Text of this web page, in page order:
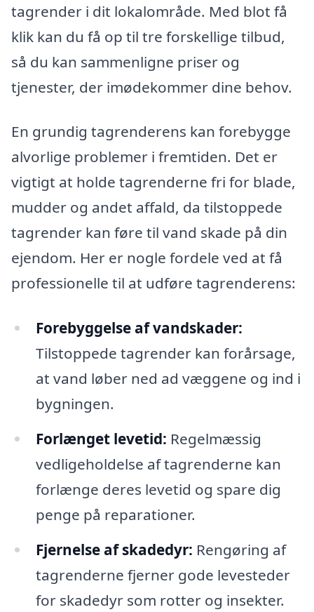
tagrender i dit lokalområde. Med blot få
klik kan du få op til tre forskellige tilbud,
så du kan sammenligne priser og
tjenester, der imødekommer dine behov.
En grundig tagrenderens kan forebygge
alvorlige problemer i fremtiden. Det er
vigtigt at holde tagrenderne fri for blade,
mudder og andet affald, da tilstoppede
tagrender kan føre til vand skade på din
ejendom. Her er nogle fordele ved at få
professionelle til at udføre tagrenderens:
Forebyggelse af vandskader:
Tilstoppede tagrender kan forårsage,
at vand løber ned ad væggene og ind i
bygningen.
Forlænget levetid: Regelmæssig
vedligeholdelse af tagrenderne kan
forlænge deres levetid og spare dig
penge på reparationer.
Fjernelse af skadedyr: Rengøring af
tagrenderne fjerner gode levesteder
for skadedyr som rotter og insekter.